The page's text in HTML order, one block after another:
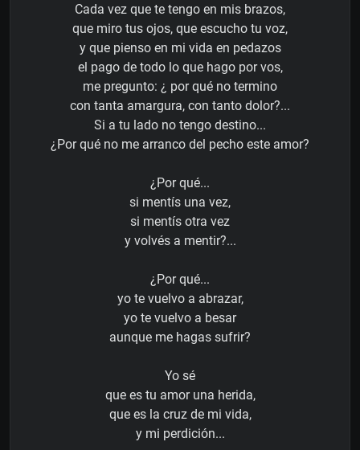
Cada vez que te tengo en mis brazos,
que miro tus ojos, que escucho tu voz,
y que pienso en mi vida en pedazos
el pago de todo lo que hago por vos,
me pregunto: ¿ por qué no termino
con tanta amargura, con tanto dolor?...
Si a tu lado no tengo destino...
¿Por qué no me arranco del pecho este amor?
¿Por qué...
si mentís una vez,
si mentís otra vez
y volvés a mentir?...
¿Por qué...
yo te vuelvo a abrazar,
yo te vuelvo a besar
aunque me hagas sufrir?
Yo sé
que es tu amor una herida,
que es la cruz de mi vida,
y mi perdición...